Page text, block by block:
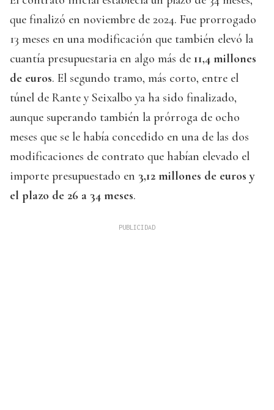
que finalizó en noviembre de 2024. Fue prorrogado
13 meses en una modificación que también elevó la
cuantía presupuestaria en algo más de 11,4 millones
de euros. El segundo tramo, más corto, entre el
túnel de Rante y Seixalbo ya ha sido finalizado,
aunque superando también la prórroga de ocho
meses que se le había concedido en una de las dos
modificaciones de contrato que habían elevado el
importe presupuestado en 3,12 millones de euros y
el plazo de 26 a 34 meses.